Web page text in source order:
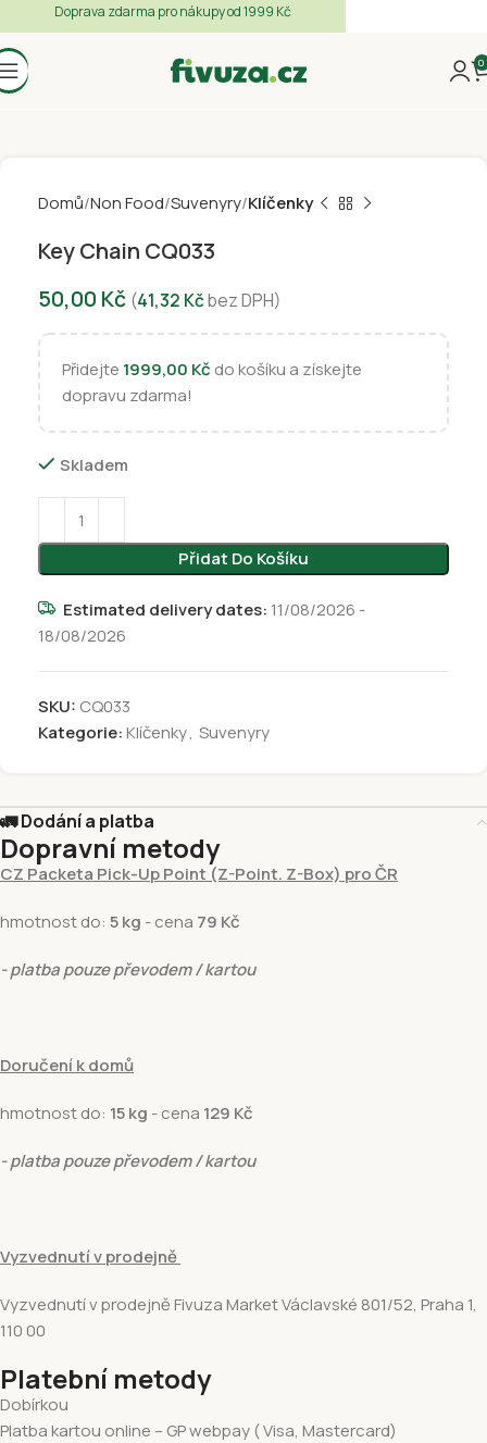
0
Domů Non Food Suvenyry Klíčenky
Key Chain CQ033
50,00 Kč (41,32 Kčbez DPH)
Přidejte 1999,00 Kč do košíku a získejte
dopravu zdarma!
Skladem
Přidat Do Košíku
Estimated delivery dates: 11/08/2026 -
18/08/2026
SKU: CQ033
Kategorie:Klíčenky, Suvenyry
🚛 Dodání a platba
Dopravní metody
CZ Packeta Pick-Up Point (Z-Point. Z-Box) pro ČR
hmotnost do: 5 kg - cena 79 Kč
- platba pouze převodem / kartou
Doručení k domů
hmotnost do: 15 kg - cena 129 Kč
- platba pouze převodem / kartou
Vyzvednutí v prodejně
Vyzvednutí v prodejně Fivuza Market Václavské 801/52, Praha 1,
110 00
Platební metody
Dobírkou
Platba kartou online – GP webpay ( Visa, Mastercard)
Doprava zdarma pro nákupy od 1999 Kč